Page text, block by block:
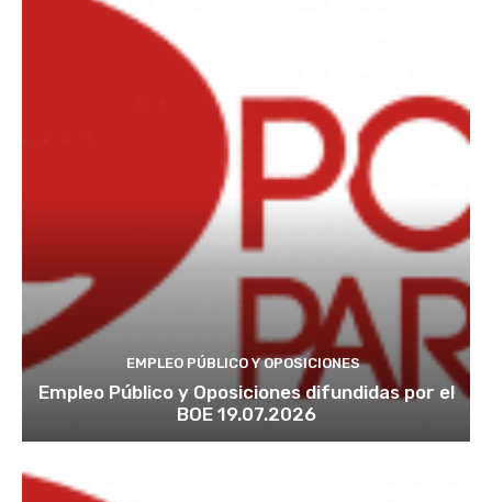
EMPLEO PÚBLICO Y OPOSICIONES
Empleo Público y Oposiciones difundidas por el
BOE 19.07.2026